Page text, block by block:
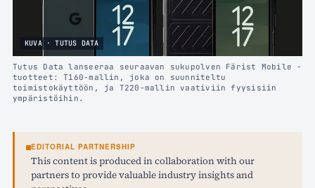
KUVA · TUTUS DATA
Tutus Data lanseeraa seuraavan sukupolven Färist Mobile -
tuotteet: T160-mallin, joka on suunniteltu
toimistokäyttöön, ja T220-mallin vaativiin fyysisiin
ympäristöihin.
EDITORIAL PARTNERSHIP
This content is produced in collaboration with our
partners to provide valuable industry insights and